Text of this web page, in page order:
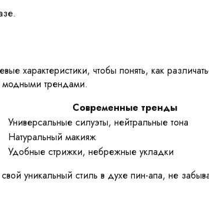
характеристики, чтобы понять, как
модными трендами.
Современные тренды
Универсальные силуэты, нейтральные тона
Натуральный макияж
Удобные стрижки, небрежные укладки
уникальный стиль в духе пин-апа, не